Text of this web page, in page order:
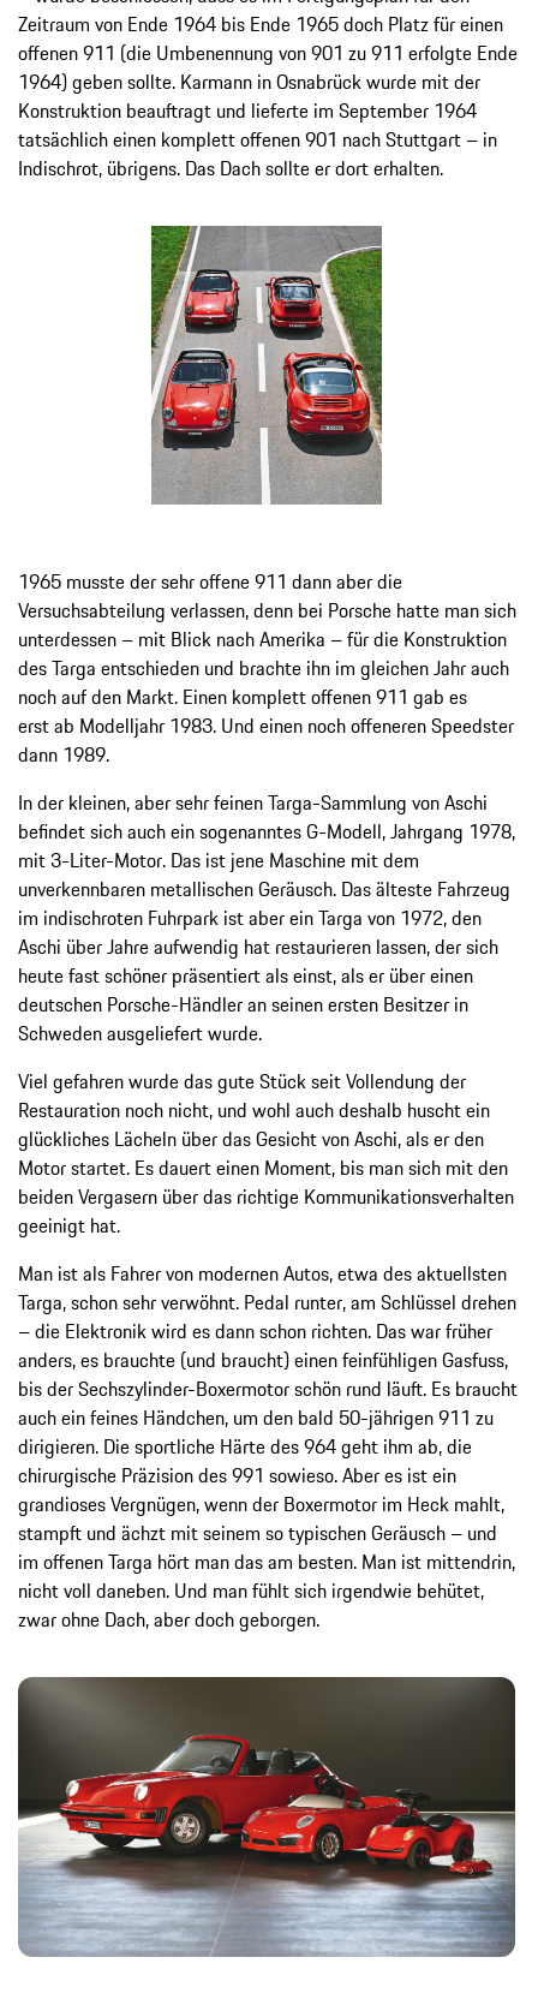
Zeitraum von Ende 1964 bis Ende 1965 doch Platz für einen
offenen 911 (die Umbenennung von 901 zu 911 erfolgte Ende
1964) geben sollte. Karmann in Osnabrück wurde mit der
Konstruktion beauftragt und lieferte im September 1964
tatsächlich einen komplett offenen 901 nach Stuttgart – in
Indischrot, übrigens. Das Dach sollte er dort erhalten.
1965 musste der sehr offene 911 dann aber die
Versuchsabteilung verlassen, denn bei Porsche hatte man sich
unterdessen – mit Blick nach Amerika – für die Konstruktion
des Targa entschieden und brachte ihn im gleichen Jahr auch
noch auf den Markt. Einen komplett offenen 911 gab es
erst ab Modelljahr 1983. Und einen noch offeneren Speedster
dann 1989.
In der kleinen, aber sehr feinen Targa-Sammlung von Aschi
befindet sich auch ein sogenanntes G-Modell, Jahrgang 1978,
mit 3-Liter-Motor. Das ist jene Maschine mit dem
unverkennbaren metallischen Geräusch. Das älteste Fahrzeug
im indischroten Fuhrpark ist aber ein Targa von 1972, den
Aschi über Jahre aufwendig hat restaurieren lassen, der sich
heute fast schöner präsentiert als einst, als er über einen
deutschen Porsche-Händler an seinen ersten Besitzer in
Schweden ausgeliefert wurde.
Viel gefahren wurde das gute Stück seit Vollendung der
Restauration noch nicht, und wohl auch deshalb huscht ein
glückliches Lächeln über das Gesicht von Aschi, als er den
Motor startet. Es dauert einen Moment, bis man sich mit den
beiden Vergasern über das richtige Kommunikationsverhalten
geeinigt hat.
Man ist als Fahrer von modernen Autos, etwa des aktuellsten
Targa, schon sehr verwöhnt. Pedal runter, am Schlüssel drehen
– die Elektronik wird es dann schon richten. Das war früher
anders, es brauchte (und braucht) einen feinfühligen Gasfuss,
bis der Sechszylinder-Boxermotor schön rund läuft. Es braucht
auch ein feines Händchen, um den bald 50-jährigen 911 zu
dirigieren. Die sportliche Härte des 964 geht ihm ab, die
chirurgische Präzision des 991 sowieso. Aber es ist ein
grandioses Vergnügen, wenn der Boxermotor im Heck mahlt,
stampft und ächzt mit seinem so typischen Geräusch – und
im offenen Targa hört man das am besten. Man ist mittendrin,
nicht voll daneben. Und man fühlt sich irgendwie behütet,
zwar ohne Dach, aber doch geborgen.